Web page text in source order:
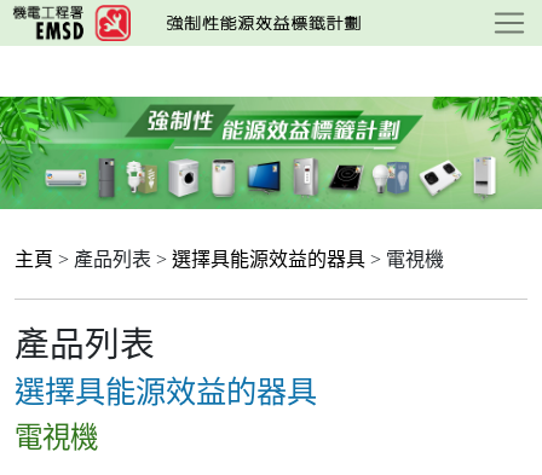
跳
至
要
內
容
主頁 > 產品列表 > 選擇具能源效益的器具 > 電視機
產品列表
選擇具能源效益的器具
電視機